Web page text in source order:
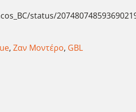
status/
, Ζαν Μοντέρο, GBL